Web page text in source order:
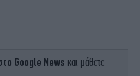
Google News και μάθετε